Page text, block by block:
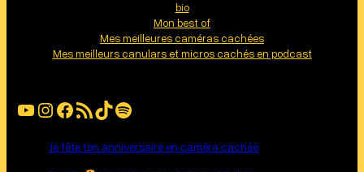
bio
Mon best of
Mes meilleures caméras cachées
Mes meilleurs canulars et micros cachés en podcast
YouTube Instagram Facebook Flux RSS TikTok Spotify
Je fête ton anniversaire en caméra cachée